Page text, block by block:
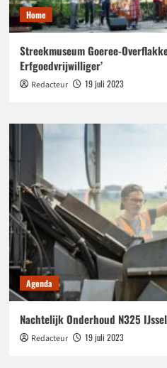
Home
Streekmuseum Goeree-
Erfgoedvrijwilliger’
Redacteur 19 juli 2023
Agenda
Nachtelijk Onderhoud N325
Redacteur 19 juli 2023